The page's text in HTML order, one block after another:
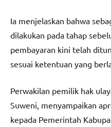
Ia menjelaskan bahwa
dilakukan pada tahap
pembayaran kini telah
sesuai ketentuan yang
Perwakilan pemilik hak
Suweni, menyampaikan
kepada Pemerintah